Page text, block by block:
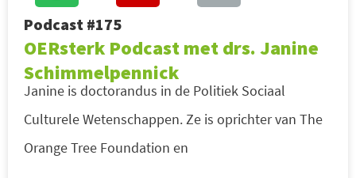
Podcast #175
OERsterk Podcast met drs. Janine
Schimmelpennick
Janine is doctorandus in de Politiek Sociaal
Culturele Wetenschappen. Ze is oprichter van The
Orange Tree Foundation en